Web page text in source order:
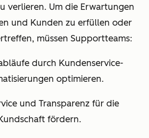
verlieren. Um die Erwartungen
und Kunden zu erfüllen oder
müssen Supportteams:
durch Kundenservice-
optimieren.
und Transparenz für die
fördern.